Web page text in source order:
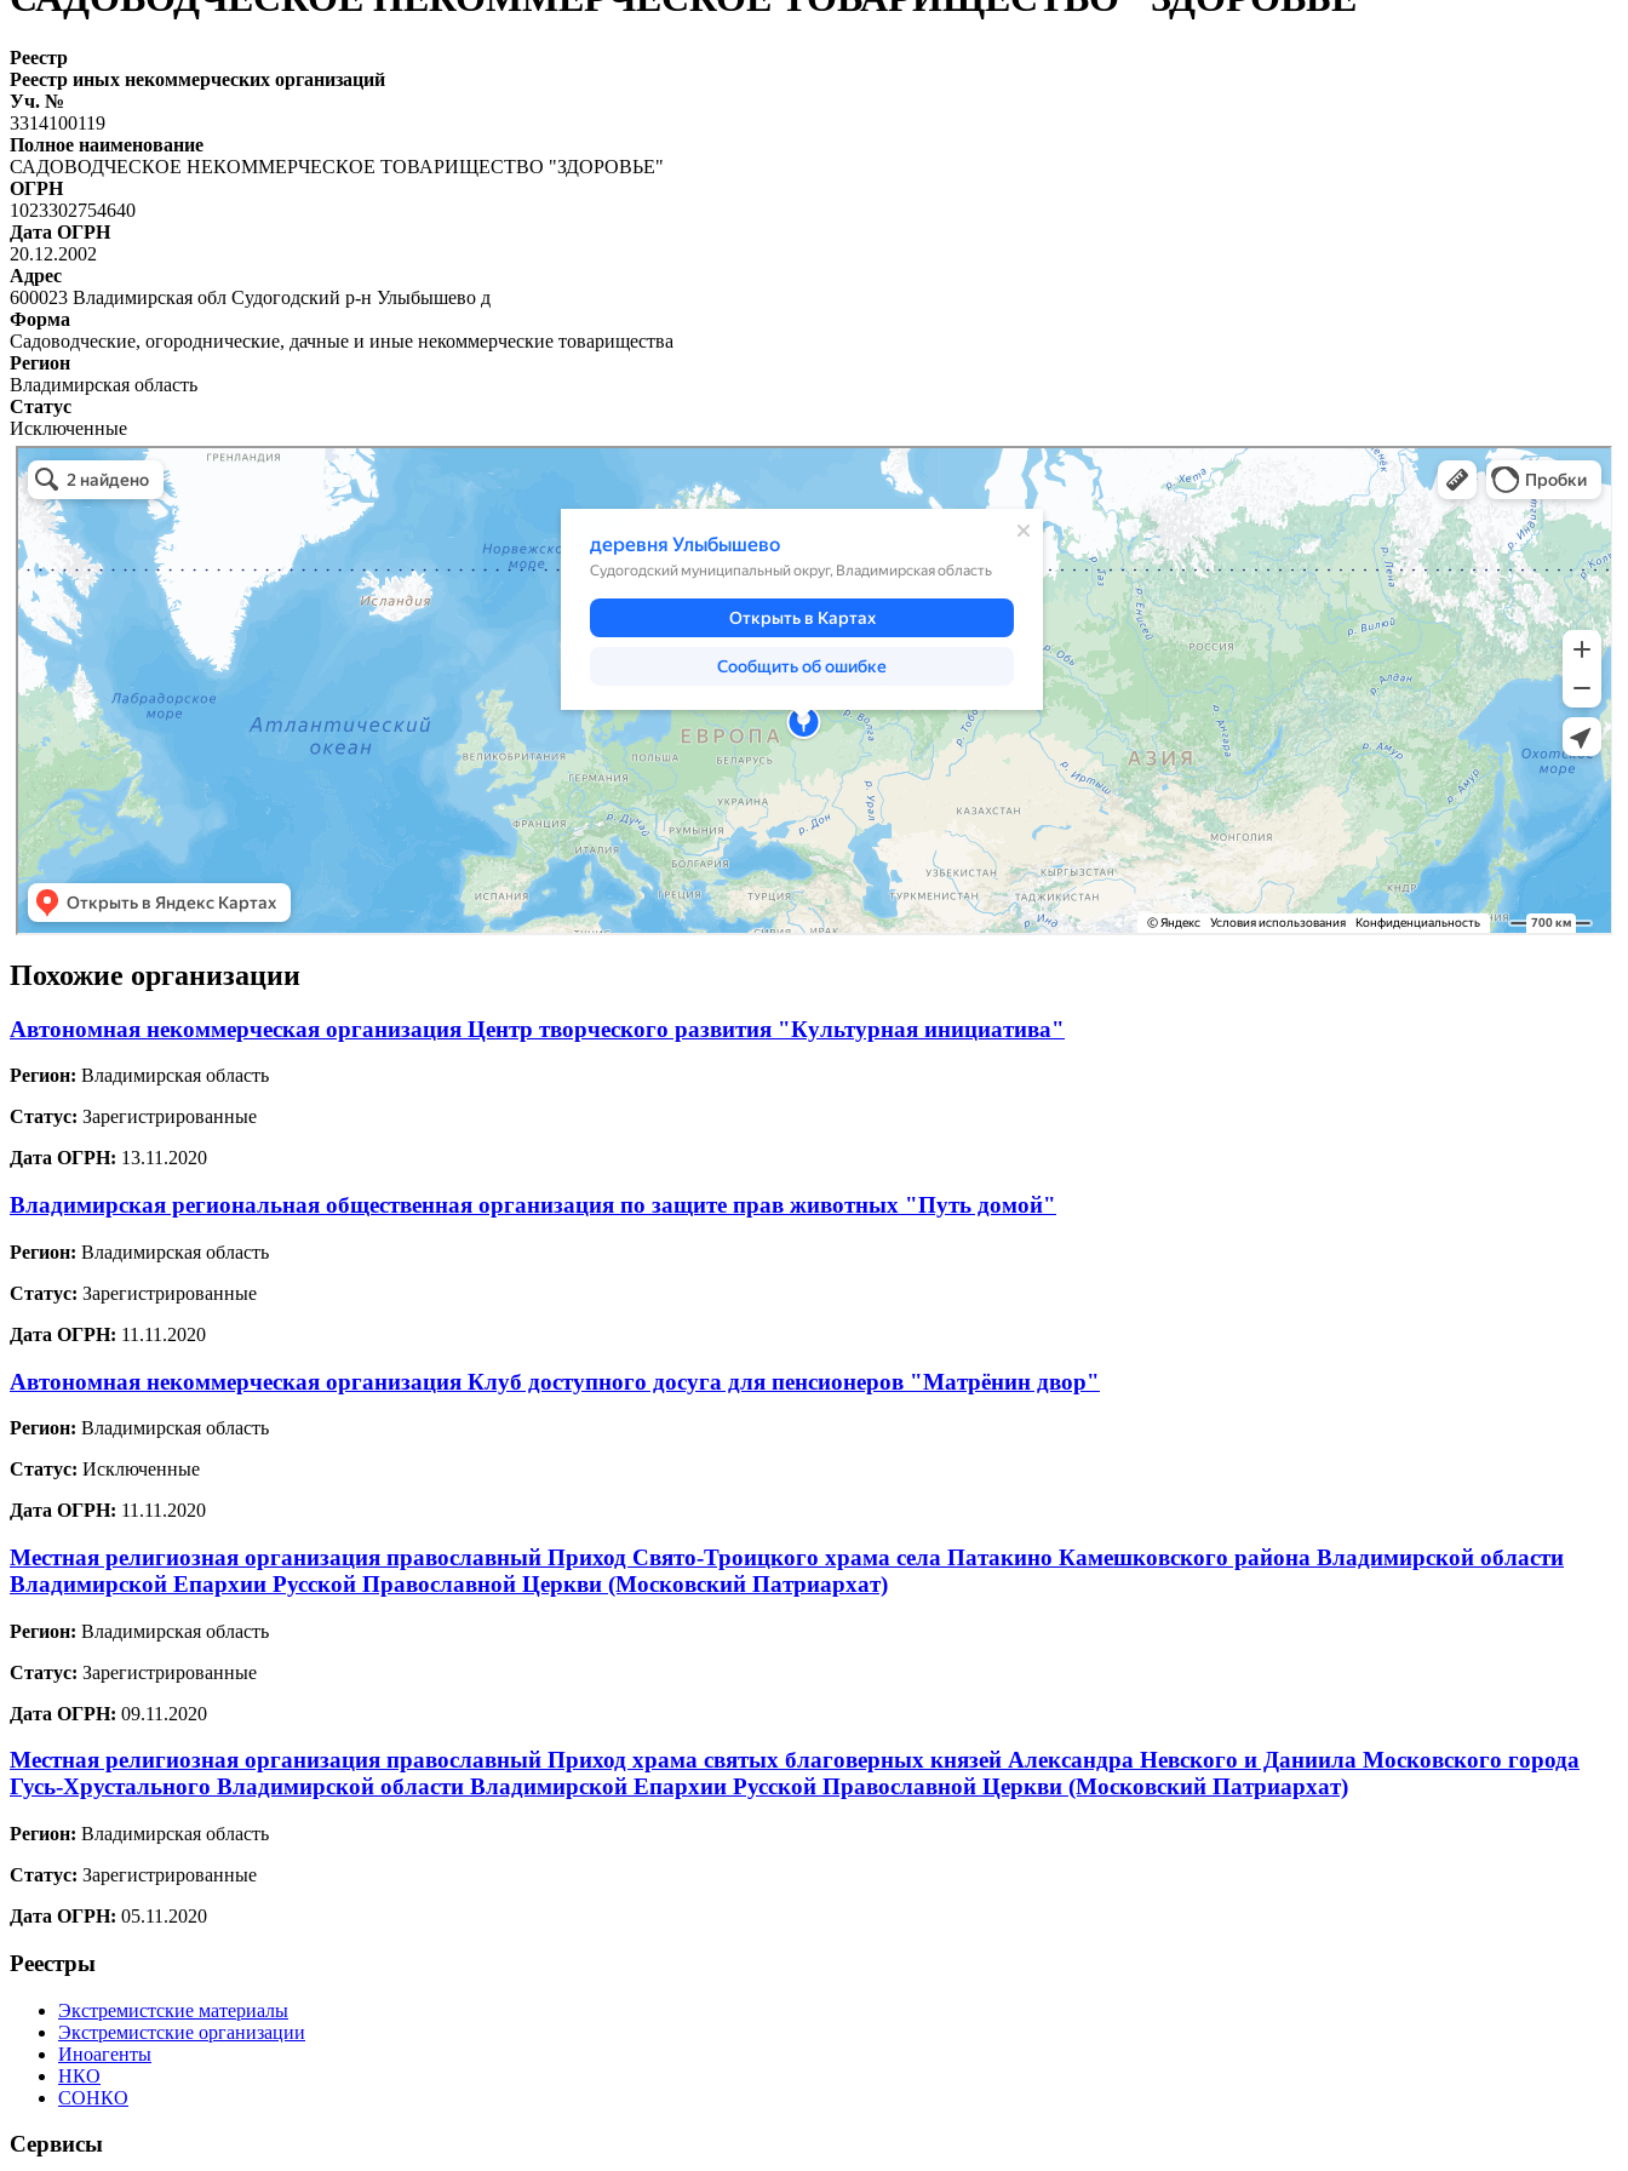
Реестр
Реестр иных некоммерческих организаций
Уч. №
3314100119
Полное наименование
САДОВОДЧЕСКОЕ НЕКОММЕРЧЕСКОЕ ТОВАРИЩЕСТВО "ЗДОРОВЬЕ"
ОГРН
1023302754640
Дата ОГРН
20.12.2002
Адрес
600023 Владимирская обл Судогодский р-н Улыбышево д
Форма
Садоводческие, огороднические, дачные и иные некоммерческие товарищества
Регион
Владимирская область
Статус
Исключенные
Похожие организации
Автономная некоммерческая организация Центр творческого развития "Культурная инициатива"
Регион: Владимирская область
Статус: Зарегистрированные
Дата ОГРН: 13.11.2020
Владимирская региональная общественная организация по защите прав животных "Путь домой"
Регион: Владимирская область
Статус: Зарегистрированные
Дата ОГРН: 11.11.2020
Автономная некоммерческая организация Клуб доступного досуга для пенсионеров "Матрёнин двор"
Регион: Владимирская область
Статус: Исключенные
Дата ОГРН: 11.11.2020
Местная религиозная организация православный Приход Свято-Троицкого храма села Патакино Камешковского района Владимирской области
Владимирской Епархии Русской Православной Церкви (Московский Патриархат)
Регион: Владимирская область
Статус: Зарегистрированные
Дата ОГРН: 09.11.2020
Местная религиозная организация православный Приход храма святых благоверных князей Александра Невского и Даниила Московского города
Гусь-Хрустального Владимирской области Владимирской Епархии Русской Православной Церкви (Московский Патриархат)
Регион: Владимирская область
Статус: Зарегистрированные
Дата ОГРН: 05.11.2020
Реестры
Экстремистские материалы
Экстремистские организации
Иноагенты
НКО
СОНКО
Сервисы